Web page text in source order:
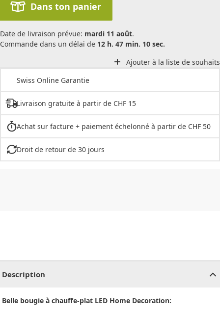
Dans ton panier
Date de livraison prévue: mardi 11 août.
Commande dans un délai de 12 h. 47 min. 10 sec.
Ajouter à la liste de souhaits
Swiss Online Garantie
Livraison gratuite à partir de CHF 15
Achat sur facture + paiement échelonné à partir de CHF 50
Droit de retour de 30 jours
Description
Belle bougie à chauffe-plat LED Home Decoration: